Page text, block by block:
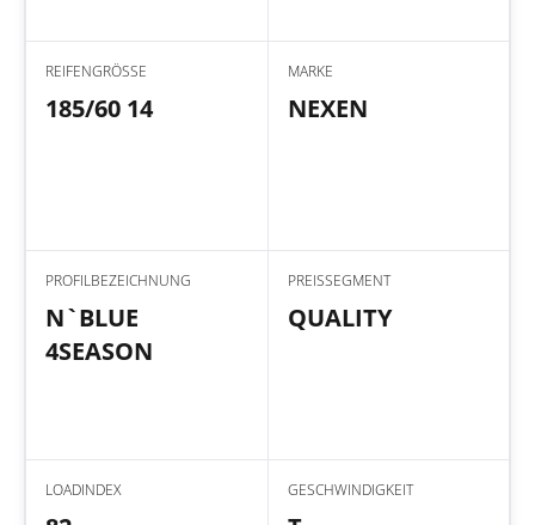
REIFENGRÖSSE
185/60 14
MARKE
NEXEN
PROFILBEZEICHNUNG
N`BLUE
4SEASON
PREISSEGMENT
QUALITY
LOADINDEX GESCHWINDIGKEIT